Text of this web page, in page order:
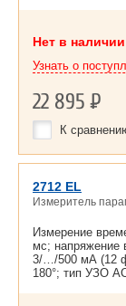
Нет в наличии
Узнать о
22 895Р
К
2712 EL
Измеритель
Измерение
мс; напряжение
3/…/500 мА (12
180°; тип УЗО